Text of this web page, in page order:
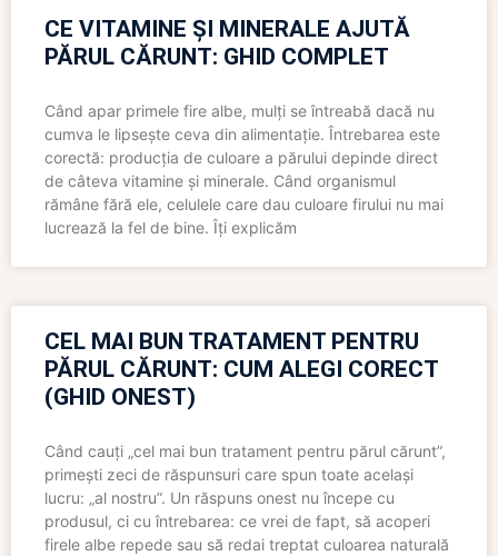
CE VITAMINE ȘI MINERALE AJUTĂ
PĂRUL CĂRUNT: GHID COMPLET
Când apar primele fire albe, mulți se întreabă dacă nu
cumva le lipsește ceva din alimentație. Întrebarea este
corectă: producția de culoare a părului depinde direct
de câteva vitamine și minerale. Când organismul
rămâne fără ele, celulele care dau culoare firului nu mai
lucrează la fel de bine. Îți explicăm
CEL MAI BUN TRATAMENT PENTRU
PĂRUL CĂRUNT: CUM ALEGI CORECT
(GHID ONEST)
Când cauți „cel mai bun tratament pentru părul cărunt”,
primești zeci de răspunsuri care spun toate același
lucru: „al nostru”. Un răspuns onest nu începe cu
produsul, ci cu întrebarea: ce vrei de fapt, să acoperi
firele albe repede sau să redai treptat culoarea naturală